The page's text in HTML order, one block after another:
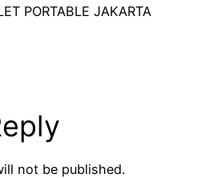
PORTABLE JAKARTA
not be published.